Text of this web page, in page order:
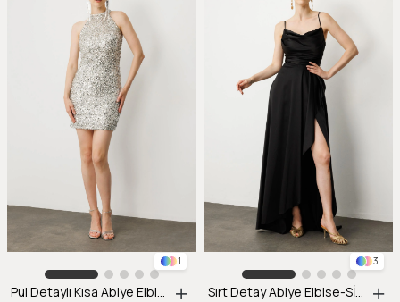
1
Pul Detaylı Kısa Abiye Elbise-GÜMÜŞ
3
Sırt Detay Abiye Elbise-SİYAH